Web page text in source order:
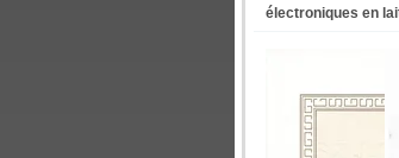
électroniques en